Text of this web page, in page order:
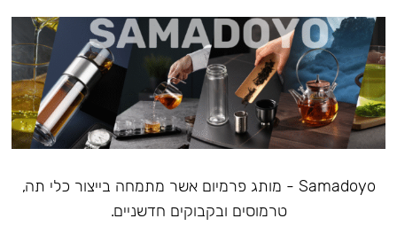
Samadoyo - מותג פרמיום אשר מתמחה בייצור כלי תה,
טרמוסים ובקבוקים חדשניים.